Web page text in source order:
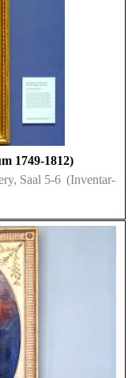
1749-1812)
Saal 5-6 (Inventar-